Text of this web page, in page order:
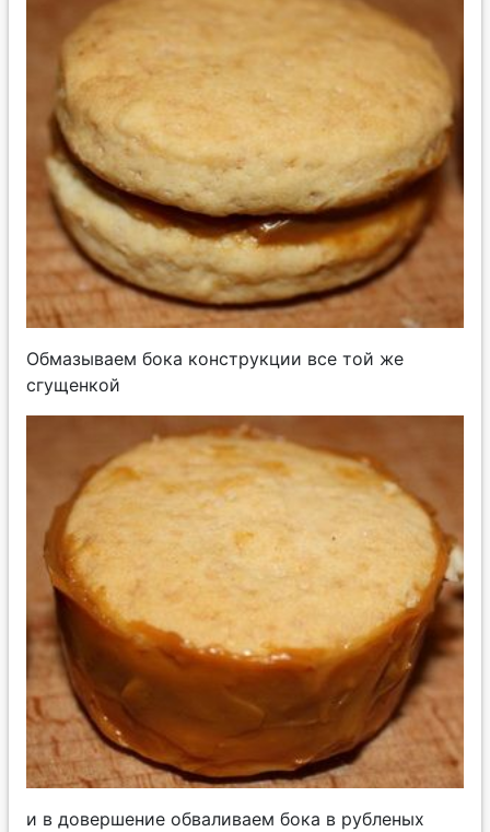
Обмазываем бока конструкции все той же
сгущенкой
и в довершение обваливаем бока в рубленых